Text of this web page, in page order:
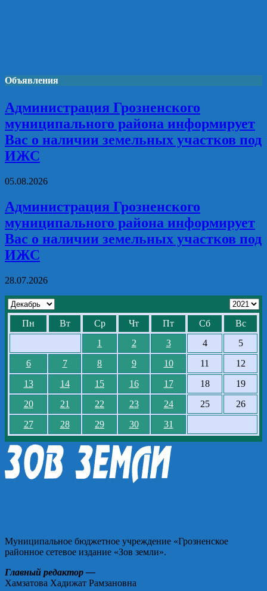
Объявления
Администрация Грозненского
муниципального района информирует
Вас о наличии земельных участков под
ИЖС
05.08.2026
Администрация Грозненского
муниципального района информирует
Вас о наличии земельных участков под
ИЖС
28.07.2026
Пн Вт Ср Чт Пт Сб
Вс
1
2 3 4
5
6
7 8 9 10 11
12
13
14 15 16 17 18
19
20
21 22 23 24 25
26
27
28 29 30 31
Муниципальное бюджетное учреждение «Грозненское
районное сетевое издание «Зов земли».
Главный редактор —
Хамзатова Хадижат Рамзановна